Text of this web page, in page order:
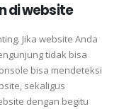
di website
Jika website Anda
tidak bisa
bisa mendeteksi
sekaligus
dengan begitu